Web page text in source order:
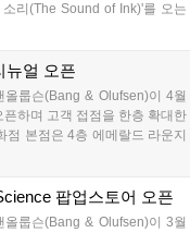
리(The Sound of Ink)'를 오는
룹슨의 순수한 사운드가 가진
이다. 게임 플레이 전 정적인
각·청각적 몰입을 방 안 전체의
새로운 공간적 경험을 제공할
뉴얼 오픈
룹슨(Bang & Olufsen)이 4월
하며 고객 접점을 한층 확대한
본점은 4층 에메랄드 라운지
콘셉트를 적용해 기존 매장보
은 고객이 뱅앤올룹슨의 사운
수 있도록 구성한 것이 특징이
팝업스토어 오픈
룹슨(Bang & Olufsen)이 3월